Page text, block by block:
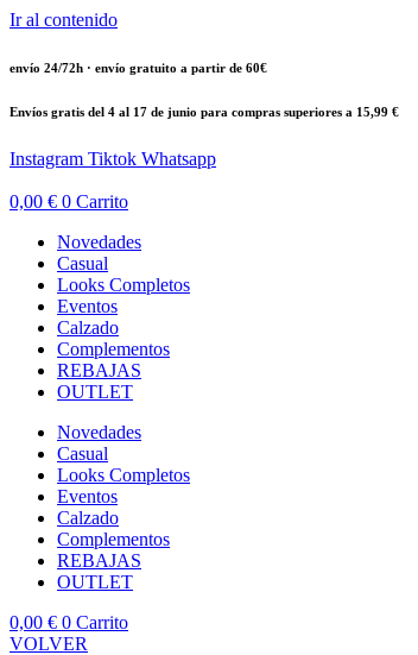
Ir al contenido
envío 24/72h · envío gratuito a partir de 60€
Envíos gratis del 4 al 17 de junio para compras superiores a 15,99 €
Instagram Tiktok Whatsapp
0,00 € 0 Carrito
Novedades
Casual
Looks Completos
Eventos
Calzado
Complementos
REBAJAS
OUTLET
Novedades
Casual
Looks Completos
Eventos
Calzado
Complementos
REBAJAS
OUTLET
0,00 € 0 Carrito
VOLVER